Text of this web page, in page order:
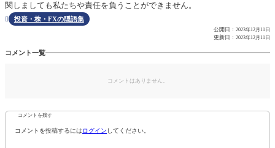
関しましても私たちや責任を負うことができません。
 投資・株・FXの隠語集
公開日： 2023年12月11日
更新日： 2023年12月11日
コメント一覧
コメントはありません。
コメントを残す
コメントを投稿するにはログイン してください。